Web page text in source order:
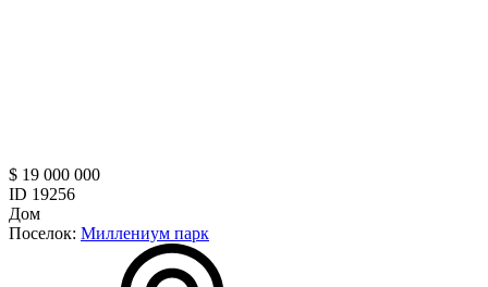
$ 19 000 000
ID 19256
Дом
Поселок: Миллениум парк